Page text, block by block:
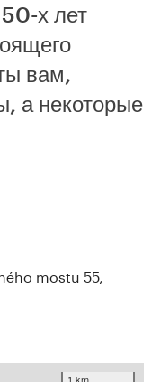
х лет
вам,
а некоторые
mostu 55,